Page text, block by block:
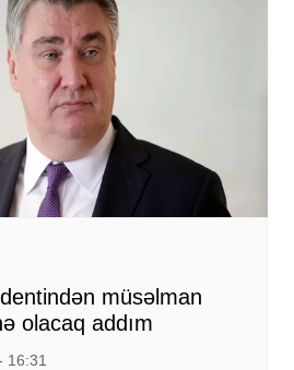
müsəlman
olacaq addım
16:31